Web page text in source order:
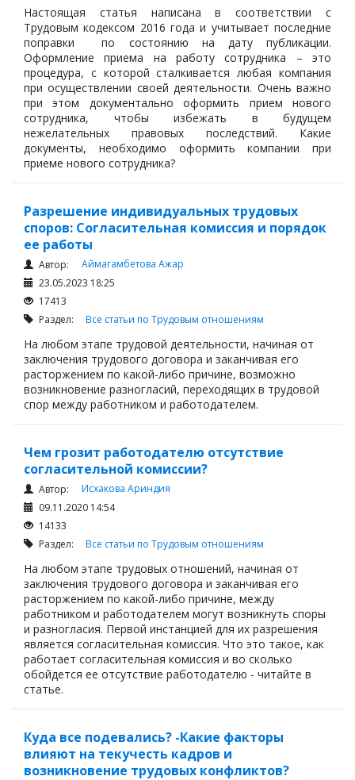
Настоящая статья написана в соответствии с
Трудовым кодексом 2016 года и учитывает последние
поправки по состоянию на дату публикации.
Оформление приема на работу сотрудника – это
процедура, с которой сталкивается любая компания
при осуществлении своей деятельности. Очень важно
при этом документально оформить прием нового
сотрудника, чтобы избежать в будущем
нежелательных правовых последствий. Какие
документы, необходимо оформить компании при
приеме нового сотрудника?
Разрешение индивидуальных трудовых
споров: Согласительная комиссия и порядок
ее работы
Автор:
Аймагамбетова Ажар
23.05.2023 18:25
17413
Раздел: Все статьи по Трудовым отношениям
На любом этапе трудовой деятельности, начиная от
заключения трудового договора и заканчивая его
расторжением по какой-либо причине, возможно
возникновение разногласий, переходящих в трудовой
спор между работником и работодателем.
Чем грозит работодателю отсутствие
согласительной комиссии?
Автор:
Исхакова Ариндия
09.11.2020 14:54
14133
Раздел: Все статьи по Трудовым отношениям
На любом этапе трудовых отношений, начиная от
заключения трудового договора и заканчивая его
расторжением по какой-либо причине, между
работником и работодателем могут возникнуть споры
и разногласия. Первой инстанцией для их разрешения
является согласительная комиссия. Что это такое, как
работает согласительная комиссия и во сколько
обойдется ее отсутствие работодателю - читайте в
статье.
Куда все подевались? -Какие факторы
влияют на текучесть кадров и
возникновение трудовых конфликтов?